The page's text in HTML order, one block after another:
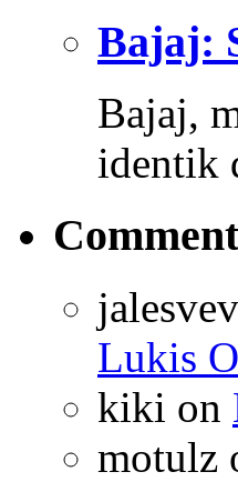
Bajaj:
Bajaj,
identik
Lukis
kiki on
motulz